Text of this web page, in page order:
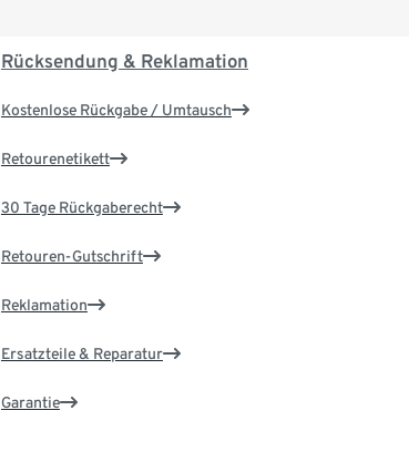
Rücksendung & Reklamation
Kostenlose Rückgabe / Umtausch
Retourenetikett
30 Tage Rückgaberecht
Retouren-Gutschrift
Reklamation
Ersatzteile & Reparatur
Garantie